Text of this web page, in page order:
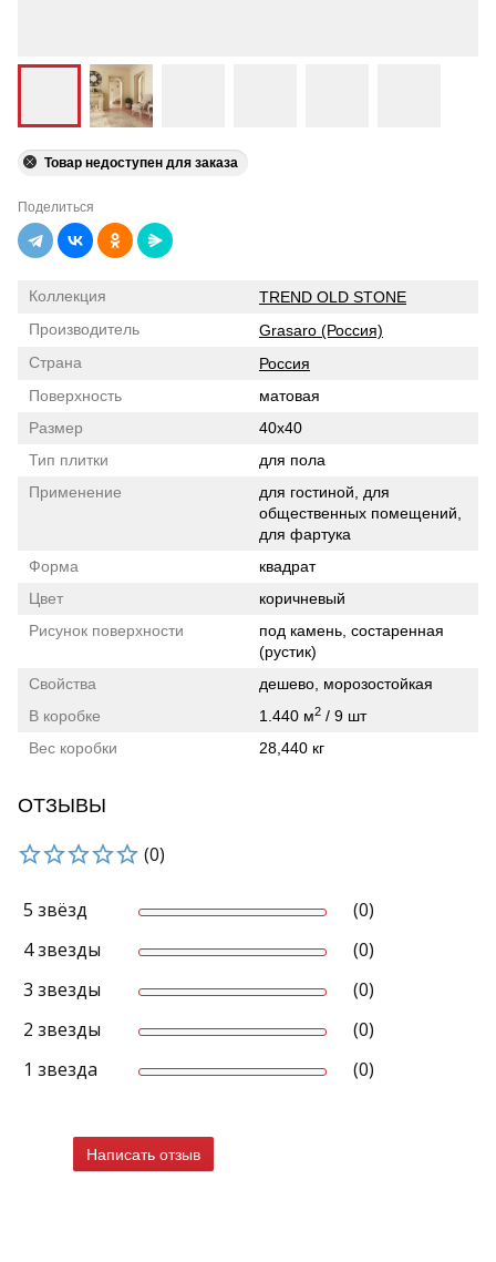
Товар недоступен для заказа
Поделиться
Коллекция
TREND OLD STONE
Производитель
Grasaro (Россия)
Страна
Россия
Поверхность
матовая
Размер
40x40
Тип плитки
для пола
Применение
для гостиной, для
общественных помещений,
для фартука
Форма
квадрат
Цвет
коричневый
Рисунок поверхности
под камень, состаренная
(рустик)
Свойства
дешево, морозостойкая
В коробке
1.440 м2 / 9 шт
Вес коробки
28,440 кг
ОТЗЫВЫ
(0)
5 звёзд
(0)
4 звезды
(0)
3 звезды
(0)
2 звезды
(0)
1 звезда
(0)
Написать отзыв